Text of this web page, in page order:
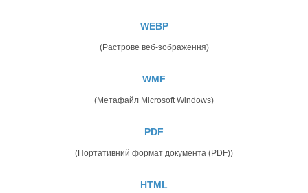
WEBP
(Растрове веб-зображення)
WMF
(Метафайл Microsoft Windows)
PDF
(Портативний формат документа (PDF))
HTML